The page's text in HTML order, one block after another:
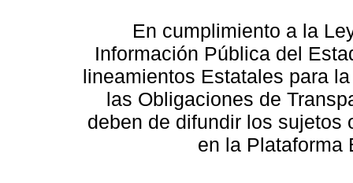
En cumplimiento a la
Información Pública del
lineamientos Estatales para
las Obligaciones de
deben de difundir los sujetos
en la Plataforma